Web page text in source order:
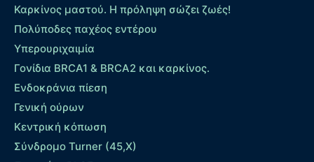
Καρκίνος μαστού. Η πρόληψη σώζει ζωές!
Πολύποδες παχέος εντέρου
Yπερουριχαιμία
Γονίδια BRCA1 & BRCA2 και καρκίνος.
Ενδοκράνια πίεση
Γενική ούρων
Κεντρική κόπωση
Σύνδρομο Turner (45,X)